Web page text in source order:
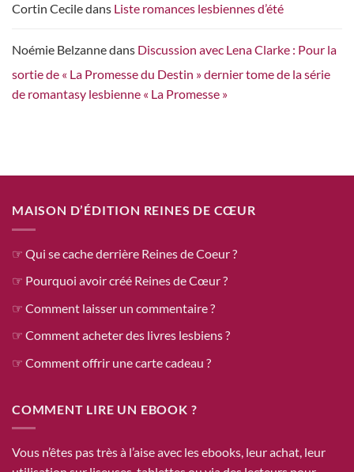
Cortin Ceciledans Liste romances lesbiennes d’été
Noémie Belzannedans Discussion avec Lena Clarke : Pour la
sortie de « La Promesse du Destin » dernier tome de la série
de romantasy lesbienne « La Promesse »
MAISON D’ÉDITION REINES DE CŒUR
☞ Qui se cache derrière Reines de Coeur ?
☞ Pourquoi avoir créé Reines de Cœur ?
☞ Comment laisser un commentaire ?
☞ Comment acheter des livres lesbiens ?
☞ Comment offrir une carte cadeau ?
COMMENT LIRE UN EBOOK ?
Vous n’êtes pas très à l’aise avec les ebooks, leur achat, leur